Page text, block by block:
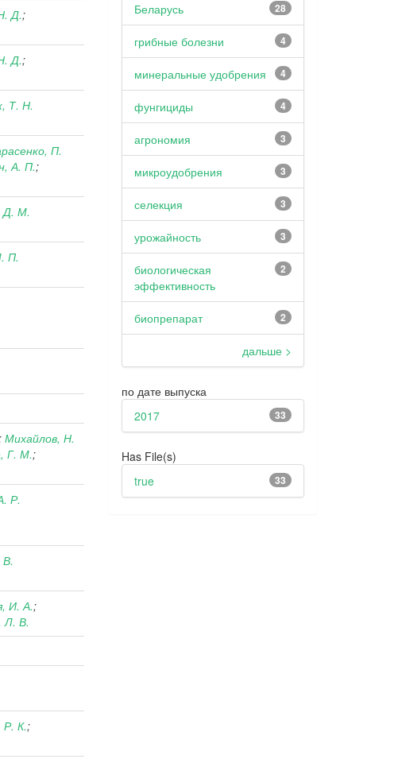
Д.;
Д.;
Т. Н.
П.
А. П.;
Д. М.
П.
Михайлов, Н.
Г. М.;
Р.
И. А.;
Л. В.
Р. К.;
28
Беларусь
4
грибные болезни
4
минеральные удобрения
4
фунгициды
3
агрономия
3
микроудобрения
3
селекция
3
урожайность
2
биологическая
эффективность
2
биопрепарат
дальше >
по дате выпуска
33
2017
Has File(s)
33
true